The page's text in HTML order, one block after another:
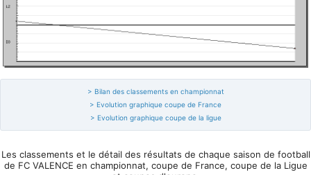
> Bilan des classements en championnat
> Evolution graphique coupe de France
> Evolution graphique coupe de la ligue
Les classements et le détail des résultats de chaque saison de football
de FC VALENCE en championnat, coupe de France, coupe de la Ligue